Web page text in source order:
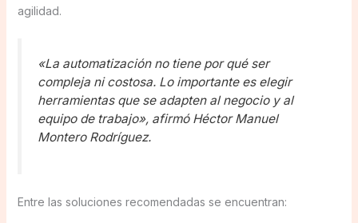
agilidad.
«La automatización no tiene por qué ser
compleja ni costosa. Lo importante es elegir
herramientas que se adapten al negocio y al
equipo de trabajo», afirmó Héctor Manuel
Montero Rodríguez.
Entre las soluciones recomendadas se encuentran: